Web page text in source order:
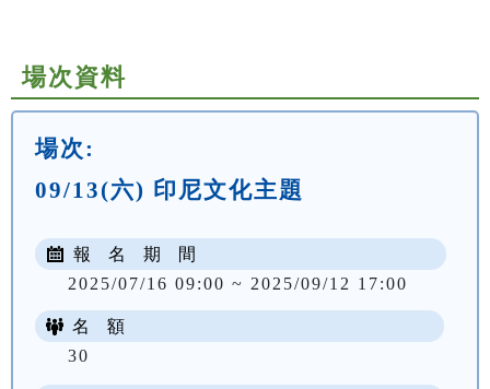
場次資料
場次:
09/13(六) 印尼文化主題
報 名 期 間
2025/07/16 09:00 ~ 2025/09/12 17:00
名 額
30